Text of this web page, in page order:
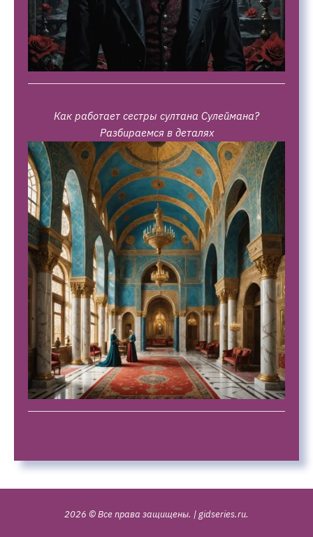
Как работает сестры султана Сулеймана?
Разбираемся в деталях
2026 © Все права защищены. |gidseries.ru.